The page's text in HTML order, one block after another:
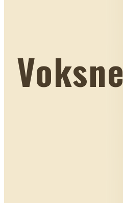
Voksne